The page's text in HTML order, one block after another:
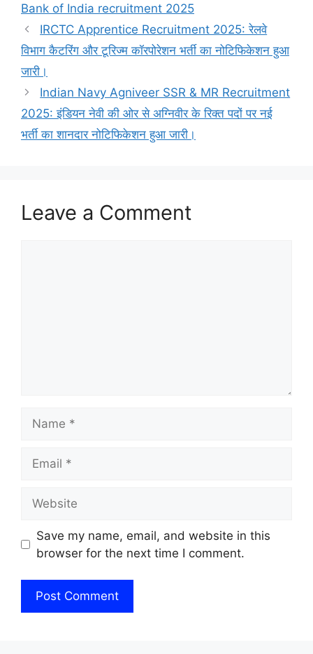
Bank of India recruitment 2025
IRCTC Apprentice Recruitment 2025: रेलवे
विभाग कैटरिंग और टूरिज्म कॉरपोरेशन भर्ती का नोटिफिकेशन हुआ
जारी।
Indian Navy Agniveer SSR & MR Recruitment
2025: इंडियन नेवी की ओर से अग्निवीर के रिक्त पदों पर नई
भर्ती का शानदार नोटिफिकेशन हुआ जारी।
Leave a Comment
Save my name, email, and website in this
browser for the next time I comment.